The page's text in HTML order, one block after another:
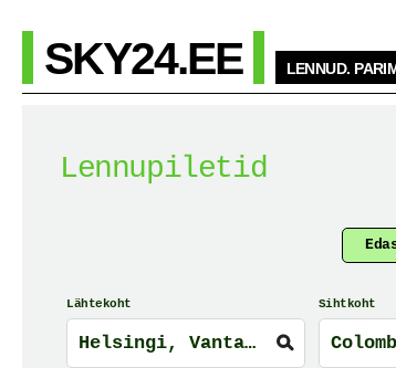
SKY24.EE
LENNUD.
Lennupiletid
Lähtekoht Sihtkoht